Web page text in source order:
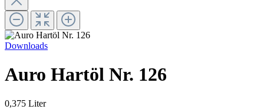
Downloads
Auro Hartöl Nr. 126
0,375 Liter